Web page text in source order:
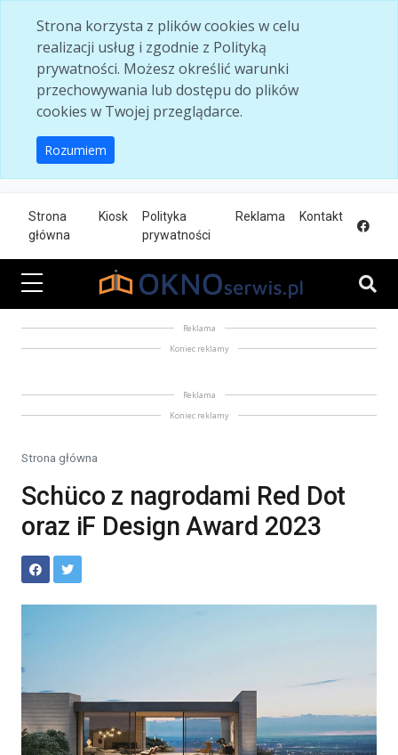
Strona korzysta z plików cookies w celu
realizacji usług i zgodnie z Polityką
prywatności. Możesz określić warunki
przechowywania lub dostępu do plików
cookies w Twojej przeglądarce.
Rozumiem
Strona
główna
Kiosk
Polityka
prywatności
Reklama Kontakt
Reklama
Koniec reklamy
Reklama
Koniec reklamy
Strona główna
Schüco z nagrodami Red Dot
oraz iF Design Award 2023